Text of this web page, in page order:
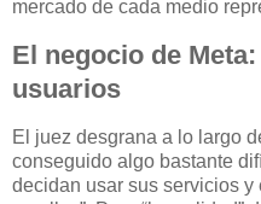
mercado de cada medio
El negocio de
usuarios
El juez desgrana a lo largo
conseguido algo bastante
decidan usar sus servicios